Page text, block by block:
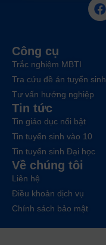
Công cụ
Trắc nghiệm MBTI
Tra cứu đề án tuyển sinh
Tư vấn hướng nghiệp
Tin tức
Tin giáo dục nổi bật
Tin tuyển sinh vào 10
Tin tuyển sinh Đại học
Về chúng tôi
Liên hệ
Điều khoản dịch vụ
Chính sách bảo mật